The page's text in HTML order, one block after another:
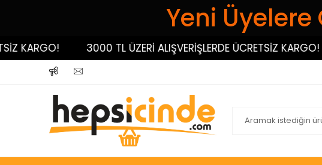
Yeni
KARGO! 3000 TL ÜZERİ ALIŞVERİŞLERDE ÜCRETSİZ KARGO!